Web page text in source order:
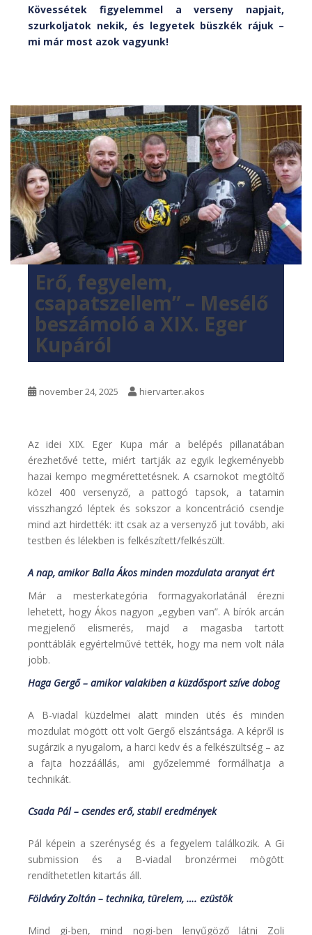
Kövessétek figyelemmel a verseny napjait,
szurkoljatok nekik, és legyetek büszkék rájuk –
mi már most azok vagyunk!
Erő, fegyelem,
csapatszellem” – Mesélő
beszámoló a XIX. Eger
Kupáról
november 24, 2025 hiervarter.akos
Az idei XIX. Eger Kupa már a belépés pillanatában
érezhetővé tette, miért tartják az egyik legkeményebb
hazai kempo megmérettetésnek. A csarnokot megtöltő
közel 400 versenyző, a pattogó tapsok, a tatamin
visszhangzó léptek és sokszor a koncentráció csendje
mind azt hirdették: itt csak az a versenyző jut tovább, aki
testben és lélekben is felkészített/felkészült.
A nap, amikor Balla Ákos minden mozdulata aranyat ért
Már a mesterkategória formagyakorlatánál érezni
lehetett, hogy Ákos nagyon „egyben van”. A bírók arcán
megjelenő elismerés, majd a magasba tartott
ponttáblák egyértelművé tették, hogy ma nem volt nála
jobb.
Haga Gergő – amikor valakiben a küzdősport szíve dobog
A B-viadal küzdelmei alatt minden ütés és minden
mozdulat mögött ott volt Gergő elszántsága. A képről is
sugárzik a nyugalom, a harci kedv és a felkészültség – az
a fajta hozzáállás, ami győzelemmé formálhatja a
technikát.
Csada Pál – csendes erő, stabil eredmények
Pál képein a szerénység és a fegyelem találkozik. A Gi
submission és a B-viadal bronzérmei mögött
rendíthetetlen kitartás áll.
Földváry Zoltán – technika, türelem, …. ezüstök
Mind gi-ben, mind nogi-ben lenyűgöző látni Zoli